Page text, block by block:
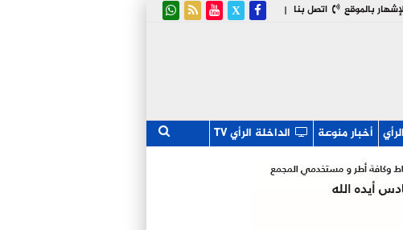
| اتصل بنا بالموقع
أخبار منوعة الداخلة الرأي TV